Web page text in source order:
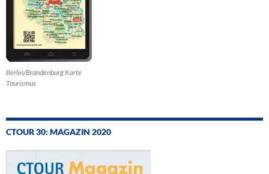
Berlin/Brandenburg Karte
Tourismus
CTOUR 30: MAGAZIN 2020